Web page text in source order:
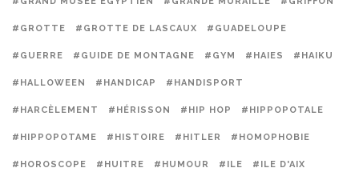
#GROTTE #GROTTE DE LASCAUX #GUADELOUPE
#GUERRE #GUIDE DE MONTAGNE #GYM #HAIES #HAIKU
#HALLOWEEN #HANDICAP #HANDISPORT
#HARCÈLEMENT #HÉRISSON #HIP HOP #HIPPOPOTALE
#HIPPOPOTAME #HISTOIRE #HITLER #HOMOPHOBIE
#HOROSCOPE #HUITRE #HUMOUR #ILE #ILE D'AIX